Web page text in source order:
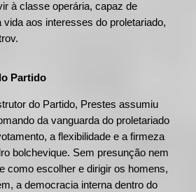
à classe operária, capaz de
vida aos interesses do proletariado,
Partido
do Partido, Prestes assumiu
da vanguarda do proletariado
a flexibilidade e a firmeza
bolchevique. Sem presunção nem
como escolher e dirigir os homens,
a democracia interna dentro do